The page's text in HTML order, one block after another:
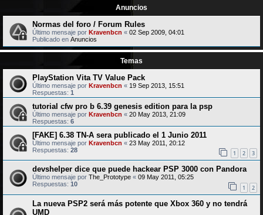
Anuncios
Normas del foro / Forum Rules
Último mensaje por Kravenbcn « 02 Sep 2009, 04:01
Publicado en Anuncios
Temas
PlayStation Vita TV Value Pack
Último mensaje por Kravenbcn « 19 Sep 2013, 15:51
Respuestas: 1
tutorial cfw pro b 6.39 genesis edition para la psp
Último mensaje por Kravenbcn « 20 May 2013, 21:09
Respuestas: 6
[FAKE] 6.38 TN-A sera publicado el 1 Junio 2011
Último mensaje por Kravenbcn « 23 May 2011, 20:12
Respuestas: 28 1 2 3
devshelper dice que puede hackear PSP 3000 con Pandora
Último mensaje por The_Prototype « 09 May 2011, 05:25
Respuestas: 10 1 2
La nueva PSP2 será más potente que Xbox 360 y no tendrá
UMD